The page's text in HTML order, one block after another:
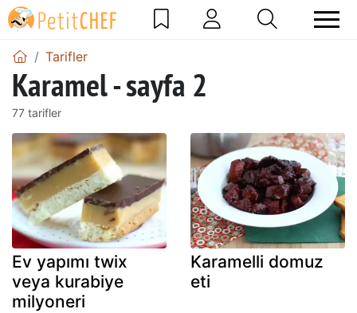
Tarifler
Karamel - sayfa 2
77 tarifler
Ev yapımı twix
veya kurabiye
milyoneri
Karamelli domuz
eti